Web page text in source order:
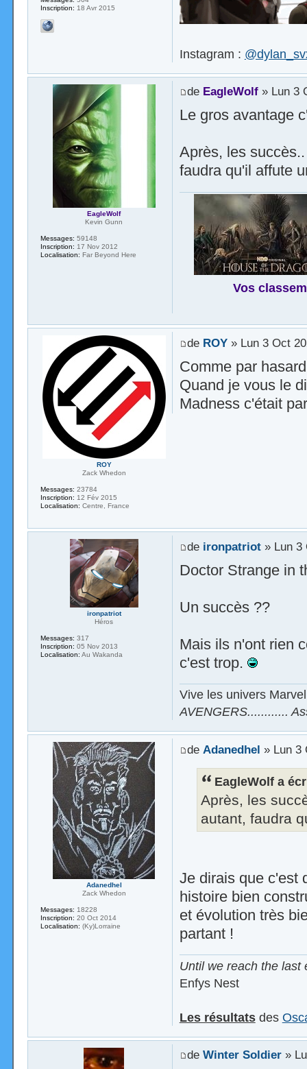
Instagram :
Inscription: 18 Avr 2015
de EagleWolf» Lun 3
Le gros avantage
Après, les
faudra qu'il affute
Vos
EagleWolf
Kevin Gunn
Messages: 59148
Inscription: 17 Nov 2012
Localisation: Far Beyond Here
de ROY» Lun 3 Oct
Comme par
Quand je vous le
Madness c'était
ROY
Zack Whedon
Messages: 23784
Inscription: 12 Fév 2015
Localisation: Centre, France
de ironpatriot» Lun 3
Doctor Strange in
Un succès ??
Mais ils n'ont rien
c'est trop.
Vive les univers
AVENGERS............
ironpatriot
Héros
Messages: 317
Inscription: 05 Nov 2013
Localisation: Au Wakanda
de Adanedhel » Lun 3
EagleWolf a
Après, les
autant, faudra
Je dirais que c'est
histoire bien
et évolution très
partant !
Until we reach the last
Enfys Nest
Les résultatsdes
Adanedhel
Zack Whedon
Messages: 18228
Inscription: 20 Oct 2014
Localisation: (Ky)Lorraine
de Winter Soldier»